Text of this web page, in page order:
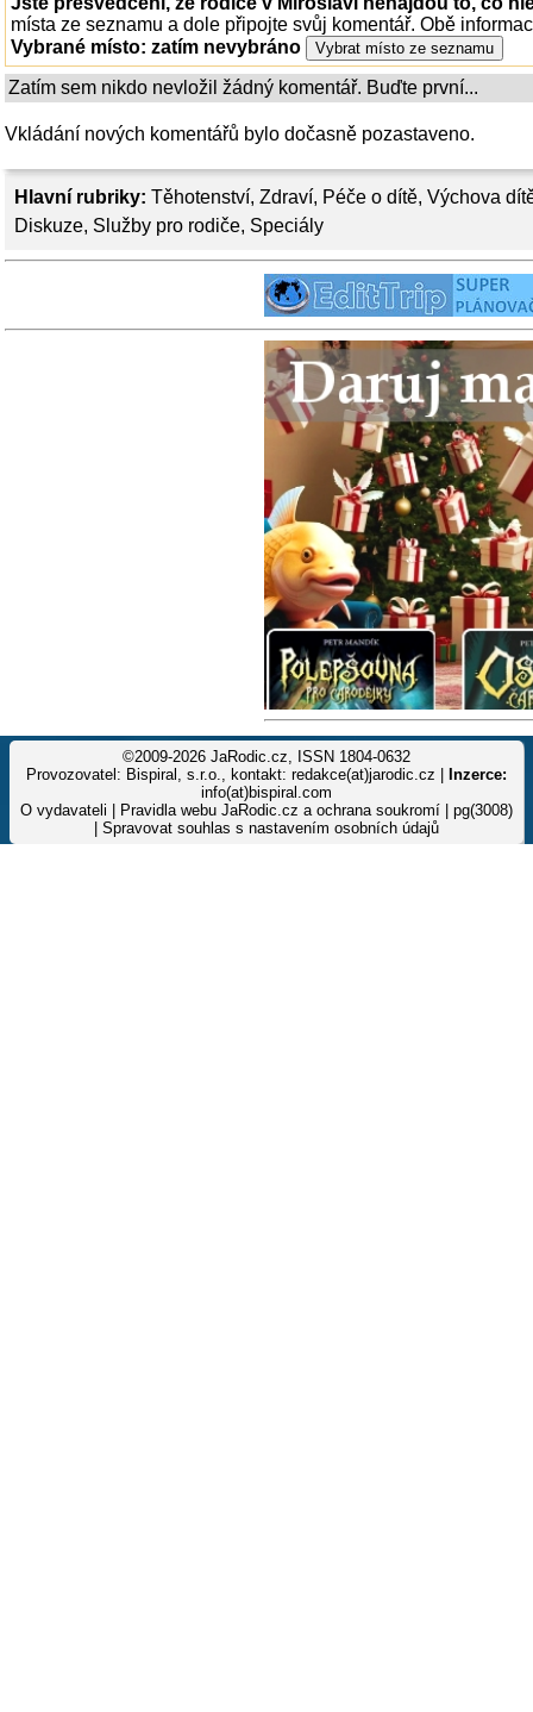
Hlavní rubriky: Těhotenství, Zdraví, Péče o dítě, Výchova
Diskuze, Služby pro rodiče, Speciály
místa ze seznamu a dole připojte svůj komentář. Obě
Vybrané místo: zatím nevybráno
Zatím sem nikdo nevložil žádný komentář. Buďte první...
Vkládání nových komentářů bylo dočasně pozastaveno.
©2009-2026 JaRodic.cz, ISSN 1804-0632
Provozovatel: Bispiral, s.r.o., kontakt: redakce(at)jarodic.cz |
Inzerce:
info(at)bispiral.com
O vydavateli
Pravidla webu JaRodic.cz a ochrana soukromí | pg(3008)
Spravovat souhlas s nastavením osobních údajů